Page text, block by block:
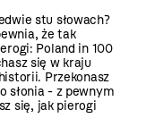
stu słowach?
że tak
Poland in 100
się w kraju
Przekonasz
słonia - z pewnym
się, jak pierogi